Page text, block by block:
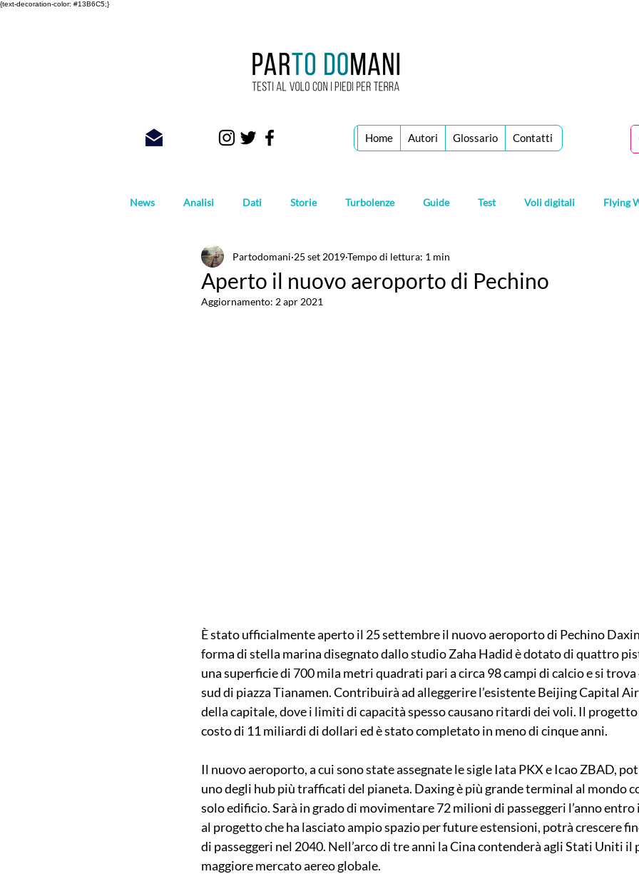
{text-decoration-color: #13B6C5;}
Home Autori Glossario Contatti
News Analisi Dati Storie Turbolenze Guide Test Voli digitali Flying
Aperto il nuovo aeroporto di Pechino
Partodomani 25 set 2019Tempo di lettura: 1 min
Aggiornamento: 2 apr 2021
È stato ufficialmente aperto il 25 settembre il nuovo aeroporto di Pechino
forma di stella marina disegnato dallo studio Zaha Hadid è dotato di quattro
una superficie di 700 mila metri quadrati pari a circa 98 campi di calcio e si
sud di piazza Tianamen. Contribuirà ad alleggerire l’esistente Beijing Capital
della capitale, dove i limiti di capacità spesso causano ritardi dei voli. Il
costo di 11 miliardi di dollari ed è stato completato in meno di cinque anni.
Il nuovo aeroporto, a cui sono state assegnate le sigle Iata PKX e Icao ZBAD,
uno degli hub più trafficati del pianeta. Daxing è più grande terminal al mondo
solo edificio. Sarà in grado di movimentare 72 milioni di passeggeri l’anno entro
al progetto che ha lasciato ampio spazio per future estensioni, potrà crescere
di passeggeri nel 2040. Nell’arco di tre anni la Cina contenderà agli Stati Uniti il
maggiore mercato aereo globale.